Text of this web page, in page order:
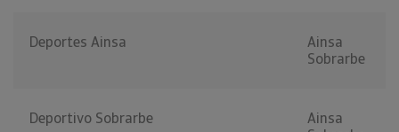
Deportes Ainsa
Ainsa
Sobrarbe
Deportivo Sobrarbe
Ainsa